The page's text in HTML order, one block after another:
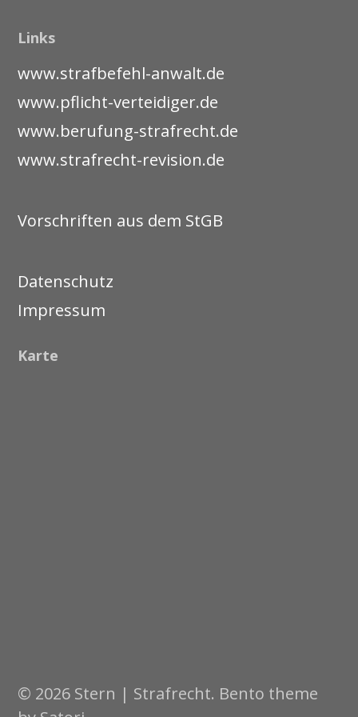
Links
www.strafbefehl-anwalt.de
www.pflicht-verteidiger.de
www.berufung-strafrecht.de
www.strafrecht-revision.de
Vorschriften aus dem StGB
Datenschutz
Impressum
Karte
© 2026 Stern | Strafrecht. Bento theme